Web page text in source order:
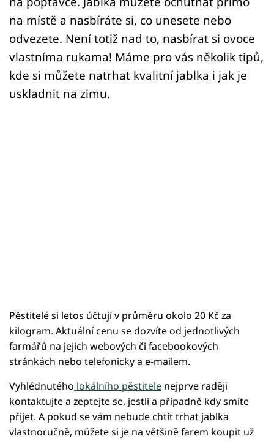
na místě a nasbíráte si, co unesete nebo
odvezete. Není totiž nad to, nasbírat si ovoce
vlastníma rukama! Máme pro vás několik tipů,
kde si můžete natrhat kvalitní jablka i jak je
uskladnit na zimu.
Pěstitelé si letos účtují v průměru okolo 20 Kč za
kilogram. Aktuální cenu se dozvíte od jednotlivých
farmářů na jejich webových či facebookových
stránkách nebo telefonicky a e-mailem.
Vyhlédnutého lokálního pěstitele nejprve raději
kontaktujte a zeptejte se, jestli a případně kdy smíte
přijet. A pokud se vám nebude chtít trhat jablka
vlastnoručně, můžete si je na většině farem koupit už